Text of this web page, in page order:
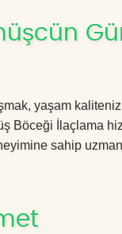
yaşam
Böceği İlaçlama
sahip